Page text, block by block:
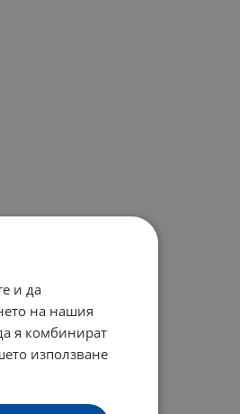
и да
на нашия
я комбинират
използване